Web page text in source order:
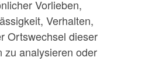
Vorlieben,
Verhalten,
Ortswechsel dieser
zu analysieren oder